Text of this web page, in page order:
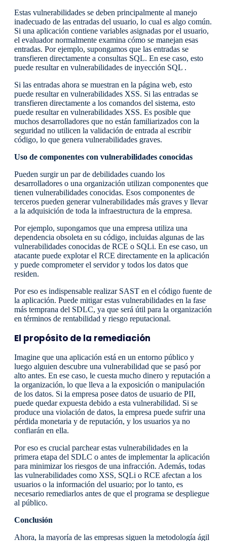
Estas vulnerabilidades se deben principalmente al manejo
inadecuado de las entradas del usuario, lo cual es algo común.
Si una aplicación contiene variables asignadas por el usuario,
el evaluador normalmente examina cómo se manejan esas
entradas. Por ejemplo, supongamos que las entradas se
transfieren directamente a consultas SQL. En ese caso, esto
puede resultar en vulnerabilidades de inyección SQL .
Si las entradas ahora se muestran en la página web, esto
puede resultar en vulnerabilidades XSS. Si las entradas se
transfieren directamente a los comandos del sistema, esto
puede resultar en vulnerabilidades XSS. Es posible que
muchos desarrolladores que no están familiarizados con la
seguridad no utilicen la validación de entrada al escribir
código, lo que genera vulnerabilidades graves.
Uso de componentes con vulnerabilidades conocidas
Pueden surgir un par de debilidades cuando los
desarrolladores o una organización utilizan componentes que
tienen vulnerabilidades conocidas. Esos componentes de
terceros pueden generar vulnerabilidades más graves y llevar
a la adquisición de toda la infraestructura de la empresa.
Por ejemplo, supongamos que una empresa utiliza una
dependencia obsoleta en su código, incluidas algunas de las
vulnerabilidades conocidas de RCE o SQLi. En ese caso, un
atacante puede explotar el RCE directamente en la aplicación
y puede comprometer el servidor y todos los datos que
residen.
Por eso es indispensable realizar SAST en el código fuente de
la aplicación. Puede mitigar estas vulnerabilidades en la fase
más temprana del SDLC, ya que será útil para la organización
en términos de rentabilidad y riesgo reputacional.
El propósito de la remediación
Imagine que una aplicación está en un entorno público y
luego alguien descubre una vulnerabilidad que se pasó por
alto antes. En ese caso, le cuesta mucho dinero y reputación a
la organización, lo que lleva a la exposición o manipulación
de los datos. Si la empresa posee datos de usuario de PII,
puede quedar expuesta debido a esta vulnerabilidad. Si se
produce una violación de datos, la empresa puede sufrir una
pérdida monetaria y de reputación, y los usuarios ya no
confiarán en ella.
Por eso es crucial parchear estas vulnerabilidades en la
primera etapa del SDLC o antes de implementar la aplicación
para minimizar los riesgos de una infracción. Además, todas
las vulnerabilidades como XSS, SQLi o RCE afectan a los
usuarios o la información del usuario; por lo tanto, es
necesario remediarlos antes de que el programa se despliegue
al público.
Conclusión
Ahora, la mayoría de las empresas siguen la metodología ágil